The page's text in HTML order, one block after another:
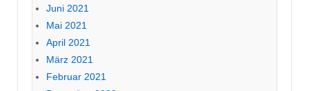
Juni 2021
Mai 2021
April 2021
März 2021
Februar 2021